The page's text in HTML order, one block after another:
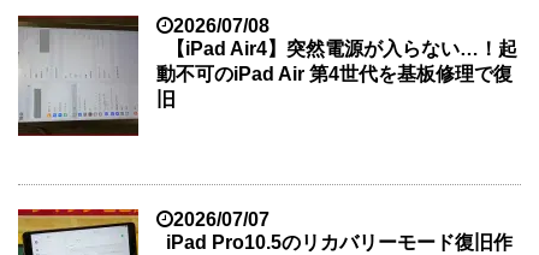
2026/07/08
【iPad Air4】突然電源が入らない…！起
動不可のiPad Air 第4世代を基板修理で復
旧
2026/07/07
iPad Pro10.5のリカバリーモード復旧作